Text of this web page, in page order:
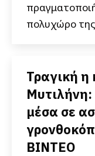
πολυχώρο
Τραγική
μέσα σε
ΒΙΝΤΕΟ